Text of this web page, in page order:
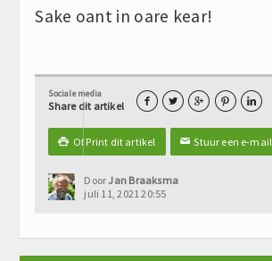
Sake oant in oare kear!
Sociale media
Share dit artikel     
 Of Print dit artikel ✉Stuur een e-mail
DoorJan Braaksma
juli 11, 2021 20:55